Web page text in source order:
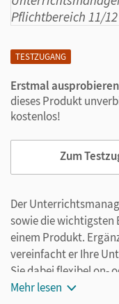
TESTZUGANG
Erstmal
dieses Produkt
kostenlos!
Zum
Der
sowie die
einem Produkt.
vereinfacht er Ihre
Sie dabei flexibel on-
Ihr
Mehr lesen